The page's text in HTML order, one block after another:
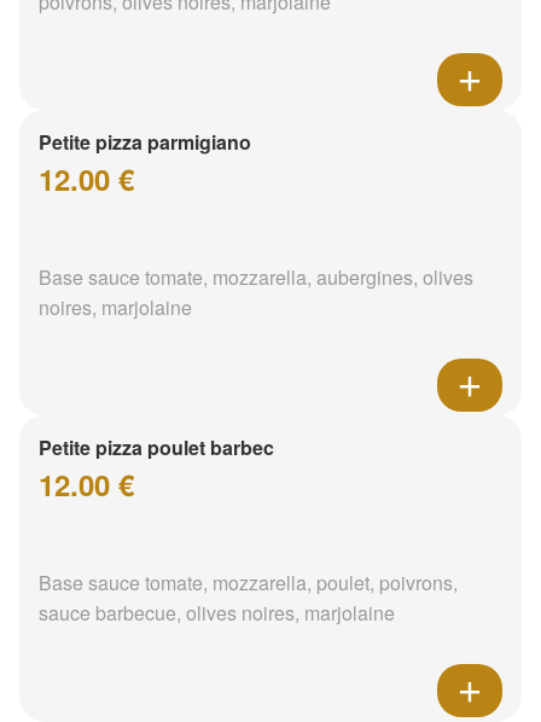
Petite pizza parmigiano
12.00 €
Base sauce tomate, mozzarella, aubergines, olives
noires, marjolaine
Petite pizza poulet barbec
12.00 €
Base sauce tomate, mozzarella, poulet, poivrons,
sauce barbecue, olives noires, marjolaine